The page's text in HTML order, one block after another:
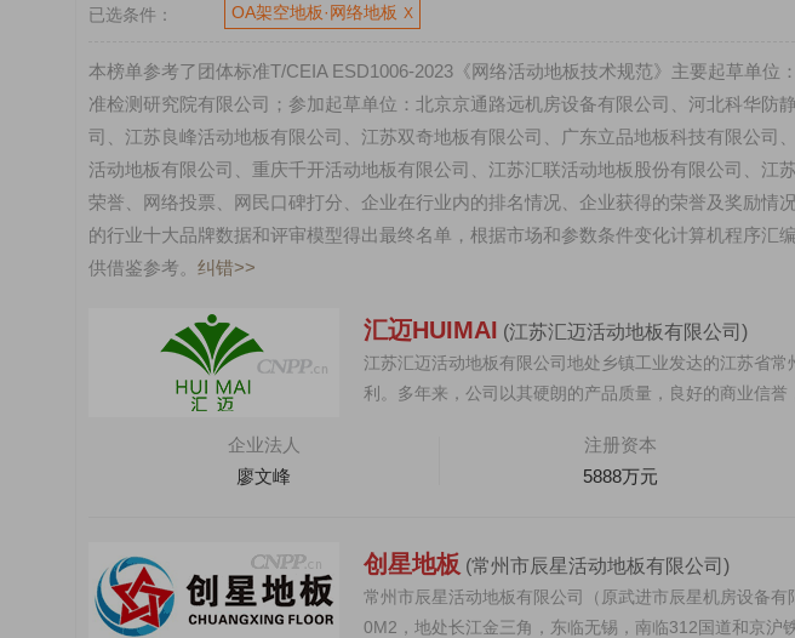
已选条件： OA架空地板·网络地板 X
本榜单参考了团体标准T/CEIA ESD1006-2023《网络活动地板技术规范》主要起草单位
准检测研究院有限公司；参加起草单位：北京京通路远机房设备有限公司、河北科华防
司、江苏良峰活动地板有限公司、江苏双奇地板有限公司、广东立品地板科技有限公司
活动地板有限公司、重庆千开活动地板有限公司、江苏汇联活动地板股份有限公司、江
荣誉、网络投票、网民口碑打分、企业在行业内的排名情况、企业获得的荣誉及奖励情
的行业十大品牌数据和评审模型得出最终名单，根据市场和参数条件变化计算机程序汇
供借鉴参考。 纠错>>
汇迈HUIMAI (江苏汇迈活动地板有限公司)
江苏汇迈活动地板有限公司地处乡镇工业发达的江苏省
利。多年来，公司以其硬朗的产品质量，良好的商业信誉
企业法人
廖文峰
注册资本
5888万元
创星地板 (常州市辰星活动地板有限公司)
常州市辰星活动地板有限公司（原武进市辰星机房设备
0M2，地处长江金三角，东临无锡，南临312国道和京沪
南飞NCNF 0791-88388036